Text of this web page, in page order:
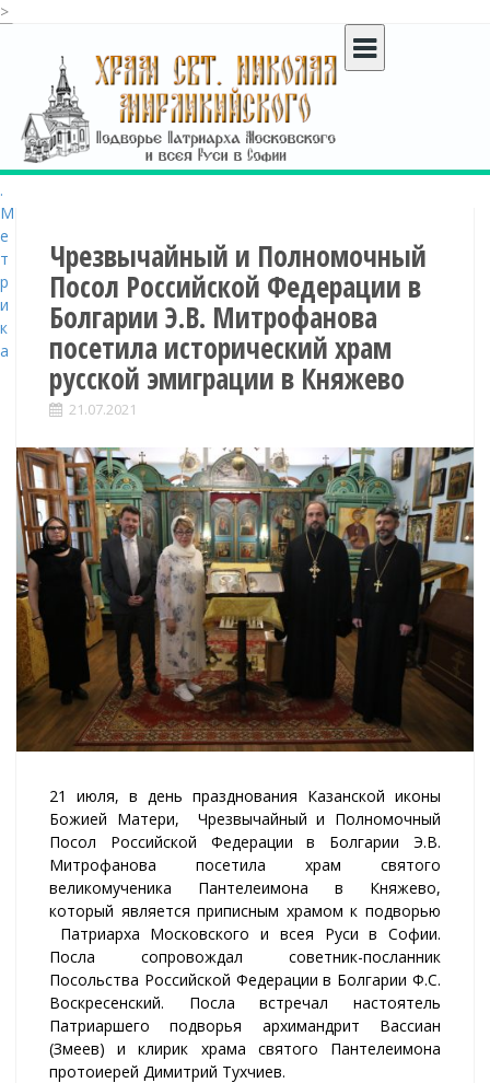
>
c
o
n
t
e
n
t
Чрезвычайный и Полномочный
Посол Российской Федерации в
Болгарии Э.В. Митрофанова
посетила исторический храм
русской эмиграции в Княжево
21.07.2021
21 июля, в день празднования Казанской иконы
Божией Матери, Чрезвычайный и Полномочный
Посол Российской Федерации в Болгарии Э.В.
Митрофанова посетила храм святого
великомученика Пантелеимона в Княжево,
который является приписным храмом к подворью
Патриарха Московского и всея Руси в Софии.
Посла сопровождал советник-посланник
Посольства Российской Федерации в Болгарии Ф.С.
Воскресенский. Посла встречал настоятель
Патриаршего подворья архимандрит Вассиан
(Змеев) и клирик храма святого Пантелеимона
протоиерей Димитрий Тухчиев.